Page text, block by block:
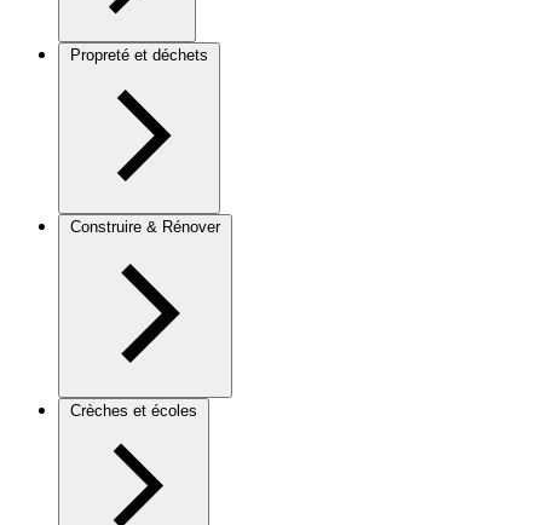
Propreté et déchets
Construire & Rénover
Crèches et écoles